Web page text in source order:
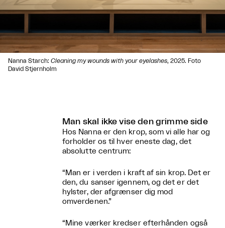
Nanna Starch: Cleaning my wounds with your eyelashes, 2025. Foto
David Stjernholm
Man skal ikke vise den grimme side
Hos Nanna er den krop, som vi alle har og
forholder os til hver eneste dag, det
absolutte centrum:
“Man er i verden i kraft af sin krop. Det er
den, du sanser igennem, og det er det
hylster, der afgrænser dig mod
omverdenen.”
“Mine værker kredser efterhånden også